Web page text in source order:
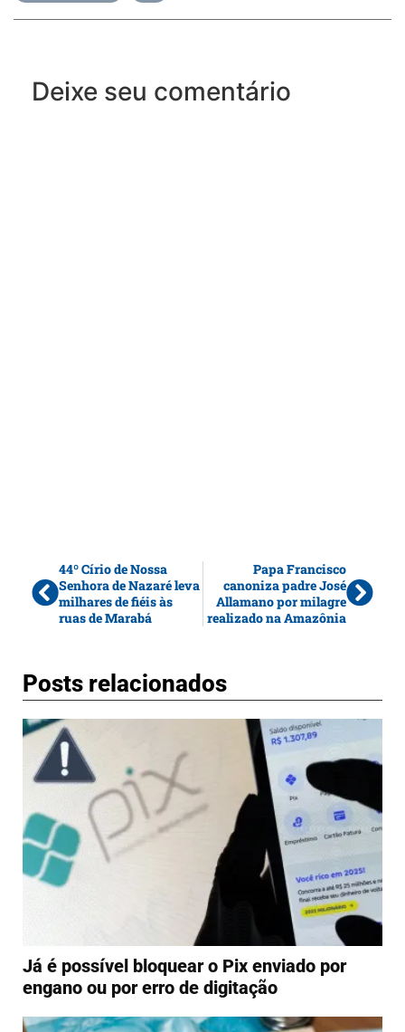
Deixe seu comentário
44º Círio de Nossa
Senhora de Nazaré leva
milhares de fiéis às
ruas de Marabá
Papa Francisco
canoniza padre José
Allamano por milagre
realizado na Amazônia
Posts relacionados
Já é possível bloquear o Pix enviado por
engano ou por erro de digitação